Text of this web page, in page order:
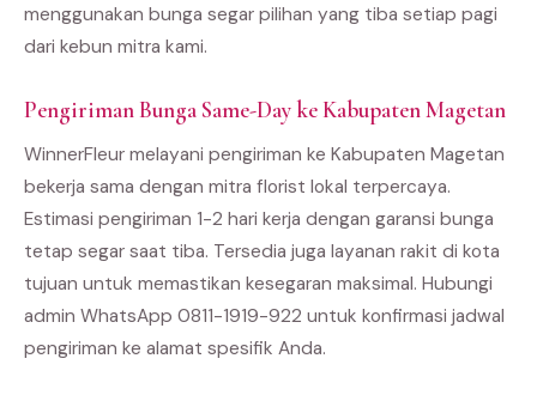
menggunakan bunga segar pilihan yang tiba setiap pagi
dari kebun mitra kami.
Pengiriman Bunga Same-Day ke Kabupaten Magetan
WinnerFleur melayani pengiriman ke Kabupaten Magetan
bekerja sama dengan mitra florist lokal terpercaya.
Estimasi pengiriman 1-2 hari kerja dengan garansi bunga
tetap segar saat tiba. Tersedia juga layanan rakit di kota
tujuan untuk memastikan kesegaran maksimal. Hubungi
admin WhatsApp 0811-1919-922 untuk konfirmasi jadwal
pengiriman ke alamat spesifik Anda.